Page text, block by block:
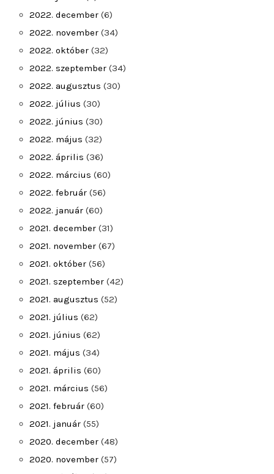
2022. december (6)
2022. november (34)
2022. október (32)
2022. szeptember (34)
2022. augusztus (30)
2022. július (30)
2022. június (30)
2022. május (32)
2022. április (36)
2022. március (60)
2022. február (56)
2022. január (60)
2021. december (31)
2021. november (67)
2021. október (56)
2021. szeptember (42)
2021. augusztus (52)
2021. július (62)
2021. június (62)
2021. május (34)
2021. április (60)
2021. március (56)
2021. február (60)
2021. január (55)
2020. december (48)
2020. november (57)